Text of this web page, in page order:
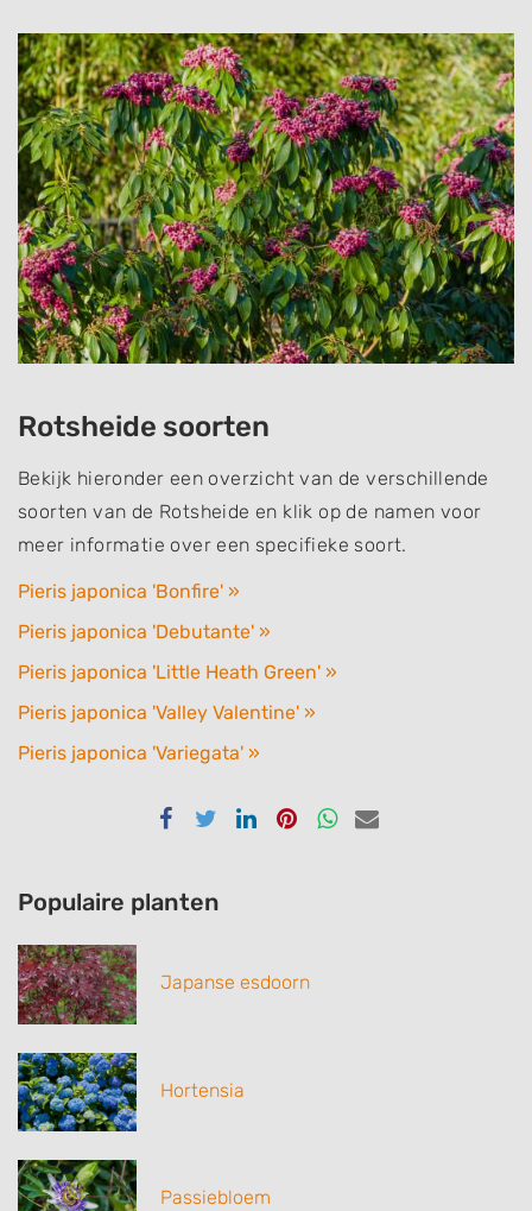
Rotsheide soorten
Bekijk hieronder een overzicht van de verschillende
soorten van de Rotsheide en klik op de namen voor
meer informatie over een specifieke soort.
Pieris japonica 'Bonfire' »
Pieris japonica 'Debutante' »
Pieris japonica 'Little Heath Green' »
Pieris japonica 'Valley Valentine' »
Pieris japonica 'Variegata' »
DelenDelenDelenDelenDelenDelen
Populaire planten
Japanse esdoorn
Hortensia
Passiebloem